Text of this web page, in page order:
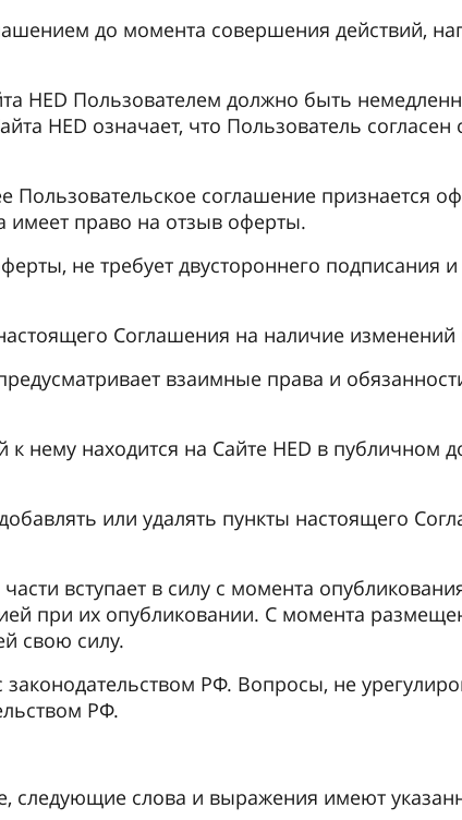
до момента совершения действий,
HED Пользователем должно быть
HED означает, что Пользователь согласен
Пользовательское соглашение признается
имеет право на отзыв оферты.
не требует двустороннего подписания и
Соглашения на наличие
взаимные права и
нему находится на Сайте HED в публичном
или удалять пункты настоящего
вступает в силу с момента
при их опубликовании. С момента
свою силу.
законодательством РФ. Вопросы, не
РФ.
следующие слова и выражения имеют